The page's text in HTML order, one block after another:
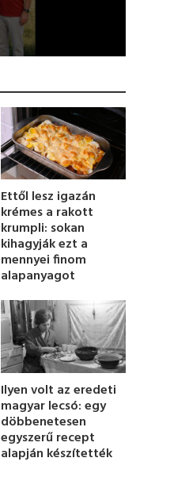
Ettől lesz igazán
krémes a rakott
krumpli: sokan
kihagyják ezt a
mennyei finom
alapanyagot
Ilyen volt az eredeti
magyar lecsó: egy
döbbenetesen
egyszerű recept
alapján készítették